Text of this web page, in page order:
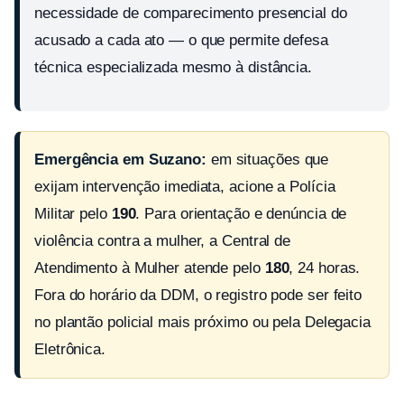
necessidade de comparecimento presencial do
acusado a cada ato — o que permite defesa
técnica especializada mesmo à distância.
Emergência em Suzano: em situações que
exijam intervenção imediata, acione a Polícia
Militar pelo 190. Para orientação e denúncia de
violência contra a mulher, a Central de
Atendimento à Mulher atende pelo 180, 24 horas.
Fora do horário da DDM, o registro pode ser feito
no plantão policial mais próximo ou pela Delegacia
Eletrônica.